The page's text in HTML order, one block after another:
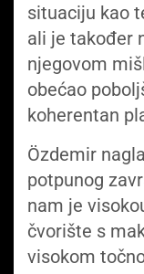
situaciju kao
ali je također
njegovom
obećao
koherentan
Özdemir
potpunog
nam je
čvorište s
visokom